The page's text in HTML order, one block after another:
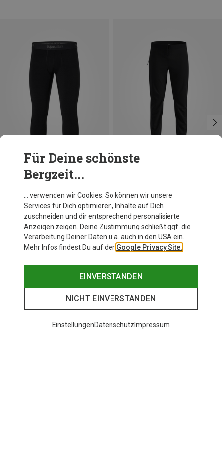
Du sparst 49%
Für Deine schönste
Bergzeit...
… verwenden wir Cookies. So können wir unsere
Services für Dich optimieren, Inhalte auf Dich
zuschneiden und dir entsprechend personalisierte
Anzeigen zeigen. Deine Zustimmung schließt ggf. die
Verarbeitung Deiner Daten u.a. auch in den USA ein.
Mehr Infos findest Du auf der Google Privacy Site.
EINVERSTANDEN
NICHT EINVERSTANDEN
EinstellungenDatenschutz Impressum